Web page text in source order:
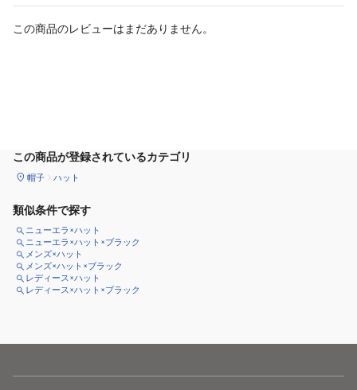
この商品のレビューはまだありません。
この商品が登録されているカテゴリ
帽子 ハット
類似条件で探す
ニューエラ×ハット
ニューエラ×ハット×ブラック
メンズ×ハット
メンズ×ハット×ブラック
レディース×ハット
レディース×ハット×ブラック